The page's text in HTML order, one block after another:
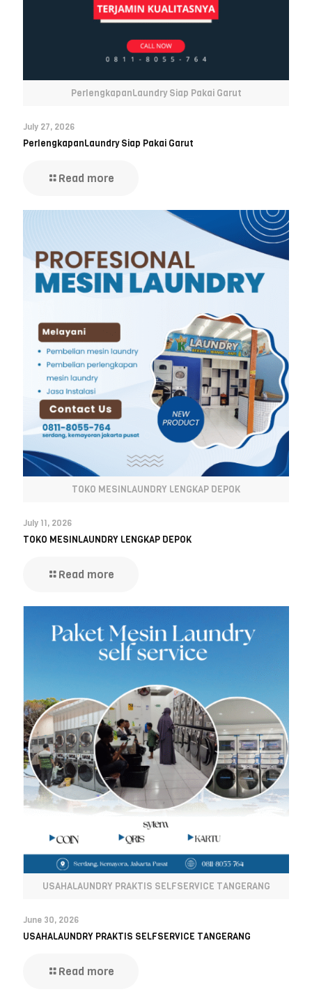
PerlengkapanLaundry Siap Pakai Garut
July 27, 2026
PerlengkapanLaundry Siap Pakai Garut
Read more
TOKO MESINLAUNDRY LENGKAP DEPOK
July 11, 2026
TOKO MESINLAUNDRY LENGKAP DEPOK
Read more
USAHALAUNDRY PRAKTIS SELFSERVICE TANGERANG
June 30, 2026
USAHALAUNDRY PRAKTIS SELFSERVICE TANGERANG
Read more